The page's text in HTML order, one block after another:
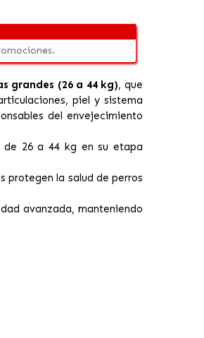
grandes (26 a 44 kg), que
piel y sistema
del envejecimiento
de 26 a 44 kg en su etapa
protegen la salud de perros
avanzada, manteniendo